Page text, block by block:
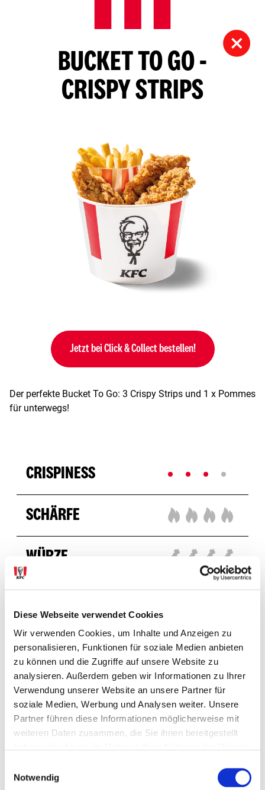
Diese Webseite verwendet Cookies
Wir verwenden Cookies, um Inhalte und Anzeigen zu
personalisieren, Funktionen für soziale Medien anbieten
zu können und die Zugriffe auf unsere Website zu
analysieren. Außerdem geben wir Informationen zu Ihrer
Verwendung unserer Website an unsere Partner für
soziale Medien, Werbung und Analysen weiter. Unsere
Partner führen diese Informationen möglicherweise mit
weiteren Daten zusammen, die Sie ihnen bereitgestellt
Notwendig
BUCKET TO GO -
CRISPY STRIPS
Jetzt bei Click & Collect bestellen!
Der perfekte Bucket To Go: 3 Crispy Strips und 1 x Pommes
für unterwegs!
CRISPINESS
SCHÄRFE
WÜRZE
Allergene & Zusatzstoffe
ALLERGENE